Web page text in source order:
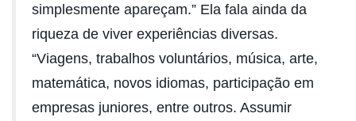
simplesmente apareçam.” Ela fala ainda da
riqueza de viver experiências diversas.
“Viagens, trabalhos voluntários, música, arte,
matemática, novos idiomas, participação em
empresas juniores, entre outros. Assumir